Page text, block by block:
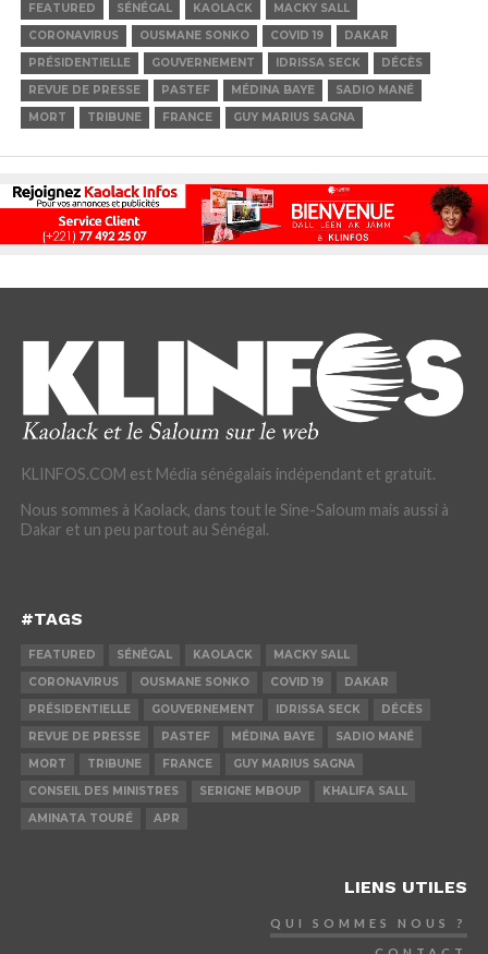
FEATURED SÉNÉGAL KAOLACK
MACKY SALL
CORONAVIRUS
OUSMANE SONKO COVID 19
DAKAR
PRÉSIDENTIELLE
GOUVERNEMENT IDRISSA SECK
DÉCÈS
REVUE DE PRESSE
PASTEF MÉDINA BAYE
SADIO MANÉ
MORT
TRIBUNE FRANCE GUY MARIUS SAGNA
KLINFOS.COM est Média sénégalais indépendant et gratuit.
Nous sommes à Kaolack, dans tout le Sine-Saloum mais aussi à
Dakar et un peu partout au Sénégal.
#TAGS
FEATURED SÉNÉGAL KAOLACK
MACKY SALL
CORONAVIRUS
OUSMANE SONKO COVID 19
DAKAR
PRÉSIDENTIELLE
GOUVERNEMENT IDRISSA SECK
DÉCÈS
REVUE DE PRESSE
PASTEF MÉDINA BAYE
SADIO MANÉ
MORT
TRIBUNE FRANCE
GUY MARIUS SAGNA
CONSEIL DES MINISTRES
SERIGNE MBOUP
KHALIFA SALL
AMINATA TOURÉ
APR
LIENS UTILES
QUI SOMMES NOUS ?